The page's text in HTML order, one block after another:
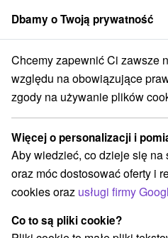
członek grupySorger
Západné Slovensko
Apartmány
Kategorie
Wszystkie kategorie
Hotele
Apartmány(2) Chaty na
Ubytovne (1)
Dbamy o Twoją prywatność
Chcemy zapewnić Ci zawsze
względu na obowiązujące
zgody na używanie plików
Więcej o personalizacji i
Aby wiedzieć, co dzieje się na
oraz móc dostosować oferty i
cookies oraz usługi firmy
Co to są pliki cookie?